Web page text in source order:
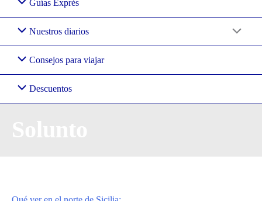
Guías Exprés
Nuestros diarios
Consejos para viajar
Descuentos